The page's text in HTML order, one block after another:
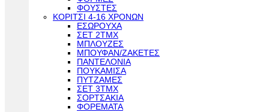
ΦΟΥΣΤΕΣ
ΚΟΡΙΤΣΙ 4-16 ΧΡΟΝΩΝ
ΕΣΩΡΟΥΧΑ
ΣΕΤ 2ΤΜΧ
ΜΠΛΟΥΖΕΣ
ΜΠΟΥΦΑΝ/ΖΑΚΕΤΕΣ
ΠΑΝΤΕΛΟΝΙΑ
ΠΟΥΚΑΜΙΣΑ
ΠΥΤΖΑΜΕΣ
ΣΕΤ 3ΤΜΧ
ΣΟΡΤΣΑΚΙΑ
ΦΟΡΕΜΑΤΑ